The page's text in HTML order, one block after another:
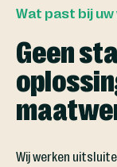
Wat past bij
Geen
Wij werken